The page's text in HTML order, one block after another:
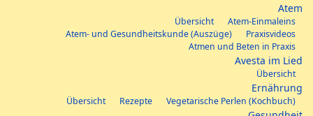
Atem
Übersicht
Atem-Einmaleins
Atem- und Gesundheitskunde (Auszüge)
Praxisvideos
Atmen und Beten in Praxis
Avesta im Lied
Übersicht
Ernährung
Übersicht Rezepte Vegetarische Perlen (Kochbuch)